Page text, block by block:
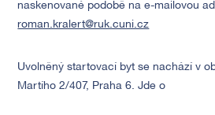
naskenované podobě na e-mailovou
roman.kralert@ruk.cuni.cz
Uvolněný startovací byt se nachází v
Martího 2/407, Praha 6. Jde o